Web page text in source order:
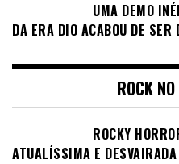
UMA DEMO
DA ERA DIO ACABOU DE SER
ROCK
ROCKY
ATUALÍSSIMA E